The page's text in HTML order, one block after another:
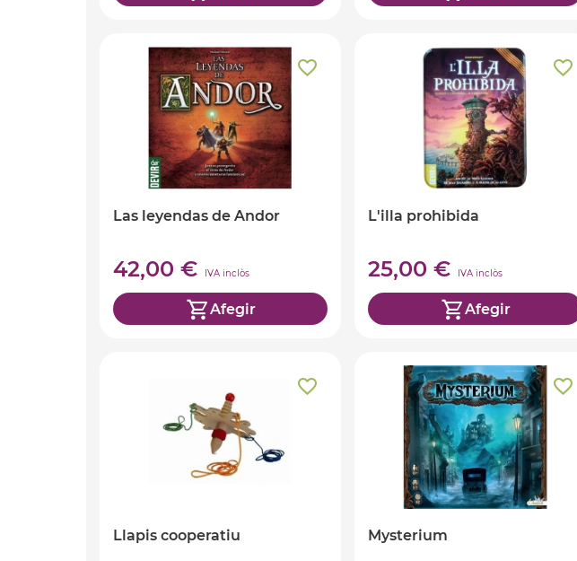
Las leyendas de Andor
42,00 € IVA inclòs
Afegir
L'illa prohibida
25,00 € IVA inclòs
Afegir
Llapis cooperatiu Mysterium